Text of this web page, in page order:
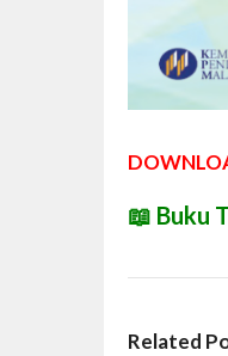
📖 Buku
Related